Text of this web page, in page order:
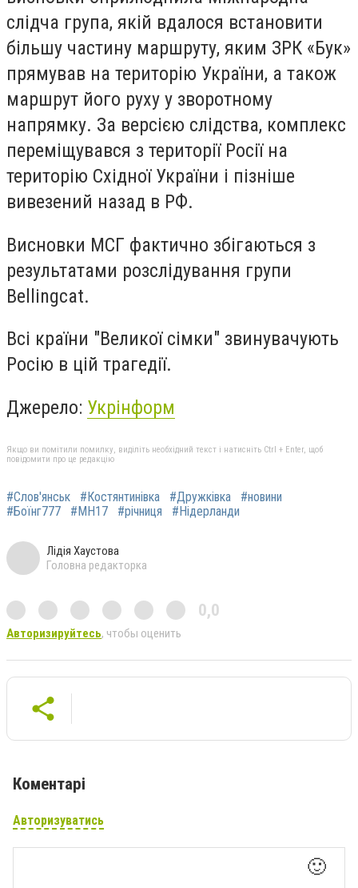
слідча група, якій вдалося встановити
більшу частину маршруту, яким ЗРК «Бук»
прямував на територію України, а також
маршрут його руху у зворотному
напрямку. За версією слідства, комплекс
переміщувався з території Росії на
територію Східної України і пізніше
вивезений назад в РФ.
Висновки МСГ фактично збігаються з
результатами розслідування групи
Bellingcat.
Всі країни "Великої сімки" звинувачують
Росію в цій трагедії.
Джерело: Укрінформ
Якщо ви помітили помилку, виділіть необхідний текст і натисніть Ctrl + Enter, щоб
повідомити про це редакцію
#Слов'янськ #Костянтинівка #Дружківка
#новини
#Боїнг777
#MH17 #річниця #Нідерланди
Лідія Хаустова
Головна редакторка
0,0
Авторизируйтесь, чтобы оценить
Коментарі
Авторизуватись
🙂